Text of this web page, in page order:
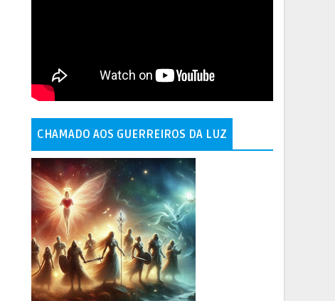
CHAMADO AOS GUERREIROS DA LUZ